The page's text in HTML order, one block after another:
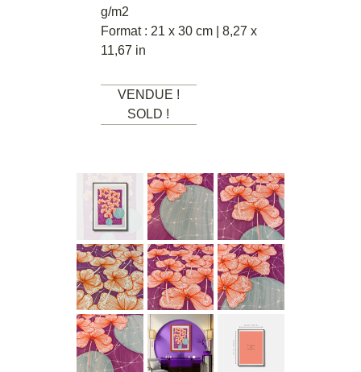
g/m2
Format : 21 x 30 cm | 8,27 x
11,67 in
VENDUE !
SOLD !